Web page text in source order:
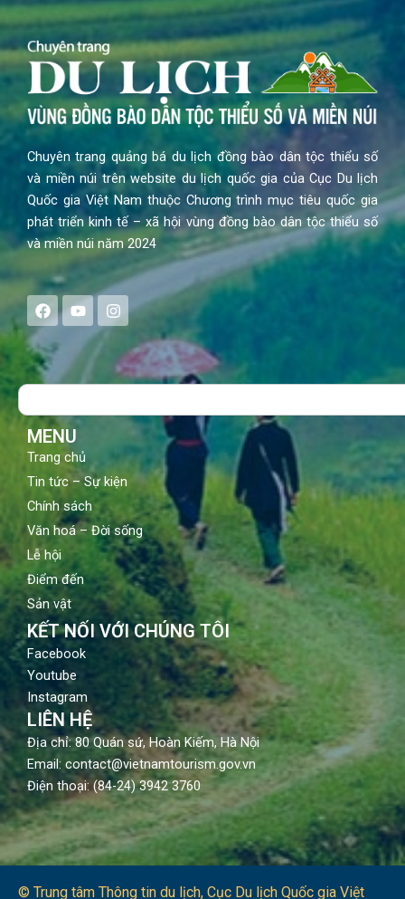
Chuyên trang quảng bá du lịch đồng bào dân tộc thiểu số
và miền núi trên website du lịch quốc gia của Cục Du lịch
Quốc gia Việt Nam thuộc Chương trình mục tiêu quốc gia
phát triển kinh tế – xã hội vùng đồng bào dân tộc thiểu số
và miền núi năm 2024
F
a
e
b
o
Y
o
t
u
b
I
n
s
a
g
Search
MENU
Trang chủ
Tin tức – Sự kiện
Chính sách
Văn hoá – Đời sống
Lễ hội
Điểm đến
Sản vật
KẾT NỐI VỚI CHÚNG TÔI
Facebook
Youtube
Instagram
LIÊN HỆ
Địa chỉ: 80 Quán sứ, Hoàn Kiếm, Hà Nội
Email: contact@vietnamtourism.gov.vn
Điện thoại: (84-24) 3942 3760
© Trung tâm Thông tin du lịch​, Cục Du lịch Quốc gia Việt